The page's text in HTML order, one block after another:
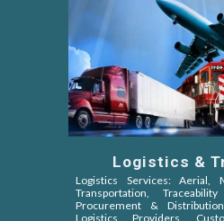
Logistics &
Logistics Services: Aerial,
Transportation,
Procurement &
Logistics Providers,